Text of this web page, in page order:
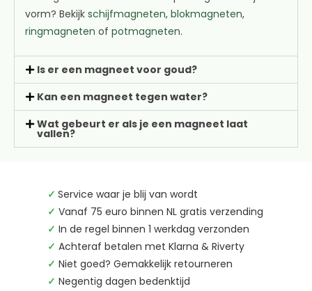
vorm? Bekijk schijfmagneten, blokmagneten,
ringmagneten of potmagneten.
Is er een magneet voor goud?
Kan een magneet tegen water?
Wat gebeurt er als je een magneet laat
vallen?
✓ Service waar je blij van wordt
✓ Vanaf 75 euro binnen NL gratis verzending
✓ In de regel binnen 1 werkdag verzonden
✓ Achteraf betalen met Klarna & Riverty
✓ Niet goed? Gemakkelijk retourneren
✓ Negentig dagen bedenktijd